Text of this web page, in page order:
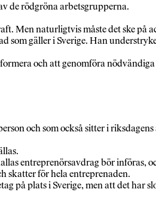
de rödgröna arbetsgrupperna.
Men naturligtvis måste det ske på
gäller i Sverige. Han
och att genomföra
och som också sitter i
entreprenörsavdrag bör införas,
skatter för hela entreprenaden.
på plats i Sverige, men att det har